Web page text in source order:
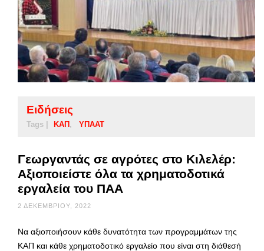
Ειδήσεις
Tags | ΚΑΠ ΥΠΑΑΤ
Γεωργαντάς σε αγρότες στο Κιλελέρ:
Αξιοποιείστε όλα τα χρηματοδοτικά
εργαλεία του ΠΑΑ
2 ΔΕΚΕΜΒΡΊΟΥ, 2022
Να αξιοποιήσουν κάθε δυνατότητα των προγραμμάτων της
ΚΑΠ και κάθε χρηματοδοτικό εργαλείο που είναι στη διάθεσή